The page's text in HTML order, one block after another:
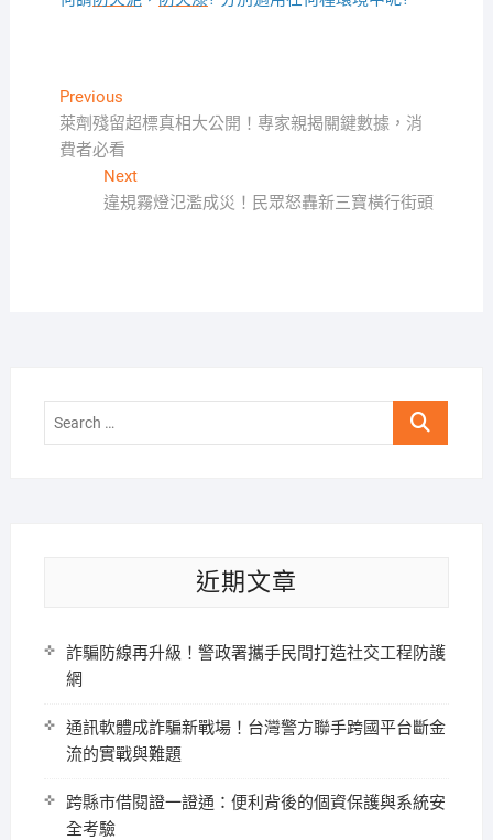
文
章
PreviousPrevious
post:
萊劑殘留超標真相大公開！專家親揭關鍵數據，消
費者必看
NextNext
post:
違規霧燈氾濫成災！民眾怒轟新三寶橫行街頭
Search
近期文章
詐騙防線再升級！警政署攜手民間打造社交工程防護
網
通訊軟體成詐騙新戰場！台灣警方聯手跨國平台斷金
流的實戰與難題
跨縣市借閱證一證通：便利背後的個資保護與系統安
全考驗